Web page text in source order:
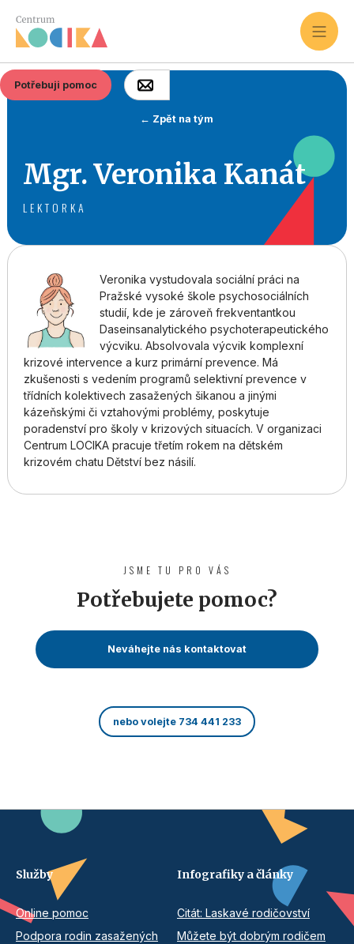
Potřebuji pomoc
← Zpět na tým
Mgr. Veronika Kanát
LEKTORKA
Veronika vystudovala sociální práci na
Pražské vysoké škole psychosociálních
studií, kde je zároveň frekventantkou
Daseinsanalytického psychoterapeutického
výcviku. Absolvovala výcvik komplexní
krizové intervence a kurz primární prevence. Má
zkušenosti s vedením programů selektivní prevence v
třídních kolektivech zasažených šikanou a jinými
kázeňskými či vztahovými problémy, poskytuje
poradenství pro školy v krizových situacích. V organizaci
Centrum LOCIKA pracuje třetím rokem na dětském
krizovém chatu Dětství bez násilí.
JSME TU PRO VÁS
Potřebujete pomoc?
Neváhejte nás kontaktovat
nebo volejte 734 441 233
Služby
Online pomoc
Podpora rodin zasažených
Infografiky a články
Citát: Laskavé rodičovství
Můžete být dobrým rodičem